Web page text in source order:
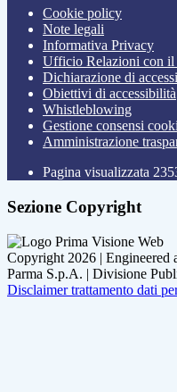
Cookie policy
Note legali
Informativa Privacy
Ufficio Relazioni con il
Dichiarazione di
Obiettivi di accessibilità
Whistleblowing
Gestione consensi
Amministrazione
Pagina visualizzata
Sezione Copyright
Copyright 2026 | Engineered
Parma S.p.A. | Divisione
Disclaimer trattamento dati